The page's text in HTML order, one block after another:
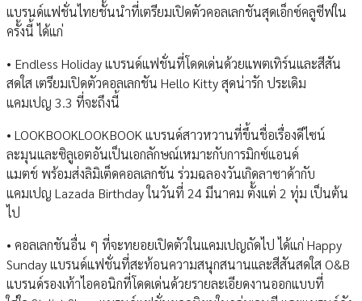
แบรนด์แฟชั่นไทยชั้นนำที่เตรียมเปิดตัวคอลเลกชันสุดเอ็กซ์คลูซีฟใน
ครั้งนี้ ได้แก่
• Endless Holiday แบรนด์แฟชั่นที่โดดเด่นด้วยแพตเทิร์นและสีสัน
สดใส เตรียมเปิดตัวคอลเลกชัน Hello Kitty สุดน่ารัก ประเดิม
แคมเปญ 3.3 ที่จะถึงนี้
• LOOKBOOKLOOKBOOK แบรนด์สาวหวานที่ขึ้นชื่อเรื่องดีไซน์
ละมุนและซิลูเอตอันเป็นเอกลักษณ์เหมาะกับการมิกซ์แอนด์
แมตช์ พร้อมส่งลิมิเต็ดคอลเลกชัน ร่วมฉลองวันเกิดลาซาด้ากับ
แคมเปญ Lazada Birthday ในวันที่ 24 มีนาคม ตั้งแต่ 2 ทุ่ม เป็นต้น
ไป
• คอลเลกชันอื่น ๆ ที่จะทยอยเปิดตัวในแคมเปญถัดไป ได้แก่ Happy
Sunday แบรนด์แฟชั่นที่สะท้อนความสนุกสนานและสีสันสดใส O&B
แบรนด์รองเท้าไอคอนิกที่โดดเด่นด้วยรายละเอียดงานออกแบบที่